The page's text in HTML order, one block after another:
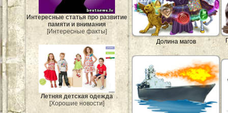
Интересные статья про развитие
памяти и внимания
[Интересные факты]
Летняя детская одежда
[Хорошие новости]
Долина магов